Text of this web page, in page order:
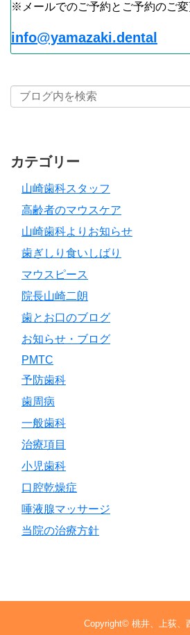
※メールでのご予約とご予約のご
info@yamazaki.dental
カテゴリー
山崎歯科スタッフ
高齢者のマウスケア
山崎歯科よりお知らせ
歯ぎしり食いしばり
マウスピース
院長山崎二朗
歯とお口のブログ
お知らせ・ブログ
PMTC
予防歯科
歯周病
一般歯科
治療項目
小児歯科
口腔乾燥症
唾液腺マッサージ
当院の治療方針
Copyright© 桃井、上荻